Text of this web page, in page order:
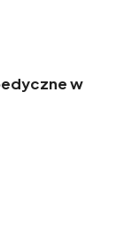
w